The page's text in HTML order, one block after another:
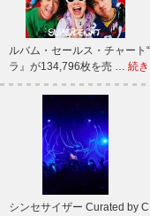
ルバム・セールス・チャート
ラ』が134,796枚を売 … 続
シンセサイザー Curated by